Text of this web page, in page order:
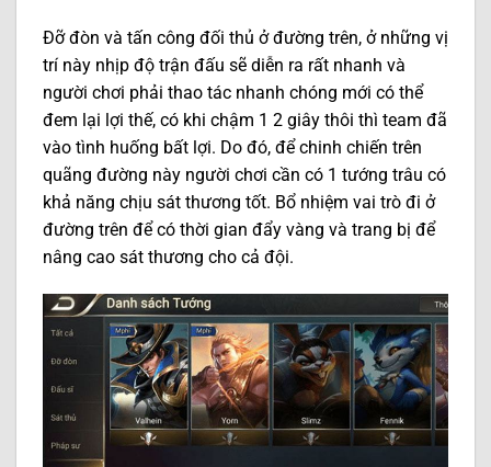
Đỡ đòn và tấn công đối thủ ở đường trên, ở những vị
trí này nhịp độ trận đấu sẽ diễn ra rất nhanh và
người chơi phải thao tác nhanh chóng mới có thể
đem lại lợi thế, có khi chậm 1 2 giây thôi thì team đã
vào tình huống bất lợi. Do đó, để chinh chiến trên
quãng đường này người chơi cần có 1 tướng trâu có
khả năng chịu sát thương tốt. Bổ nhiệm vai trò đi ở
đường trên để có thời gian đẩy vàng và trang bị để
nâng cao sát thương cho cả đội.